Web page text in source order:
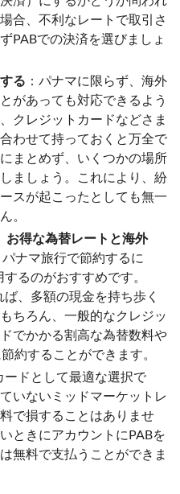
合、不利なレートで取引さ
PABでの決済を選びましょ
る ：パナマに限らず、海外
があっても対応できるよう
クレジットカードなどさま
わせて持っておくと万全で
まとめず、いくつかの場所
ましょう。これにより、紛
スが起こったとしても無一
。
お得な為替レートと海外
パナマ旅行で節約するに
るのがおすすめです。
、多額の現金を持ち歩く
ちろん、一般的なクレジッ
でかかる割高な為替数料や
約することができます。
ドとして最適な選択で
いないミッドマーケットレ
で損することはありませ
ときにアカウントにPABを
無料で支払うことができま